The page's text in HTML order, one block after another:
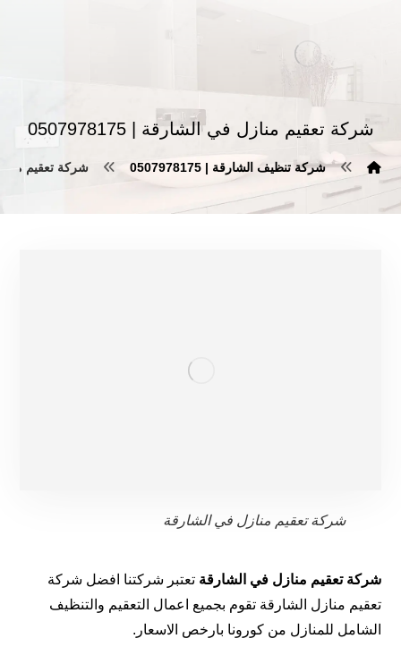
شركة تعقيم منازل في الشارقة | 0507978175
شركة تنظيف الشارقة | 0507978175 شركة تعقيم منازل في
شركة تعقيم منازل في الشارقة
شركة تعقيم منازل في الشارقةتعتبر شركتنا افضل شركة
تعقيم منازل الشارقة تقوم بجميع اعمال التعقيم والتنظيف
الشامل للمنازل من كورونا بارخص الاسعار.